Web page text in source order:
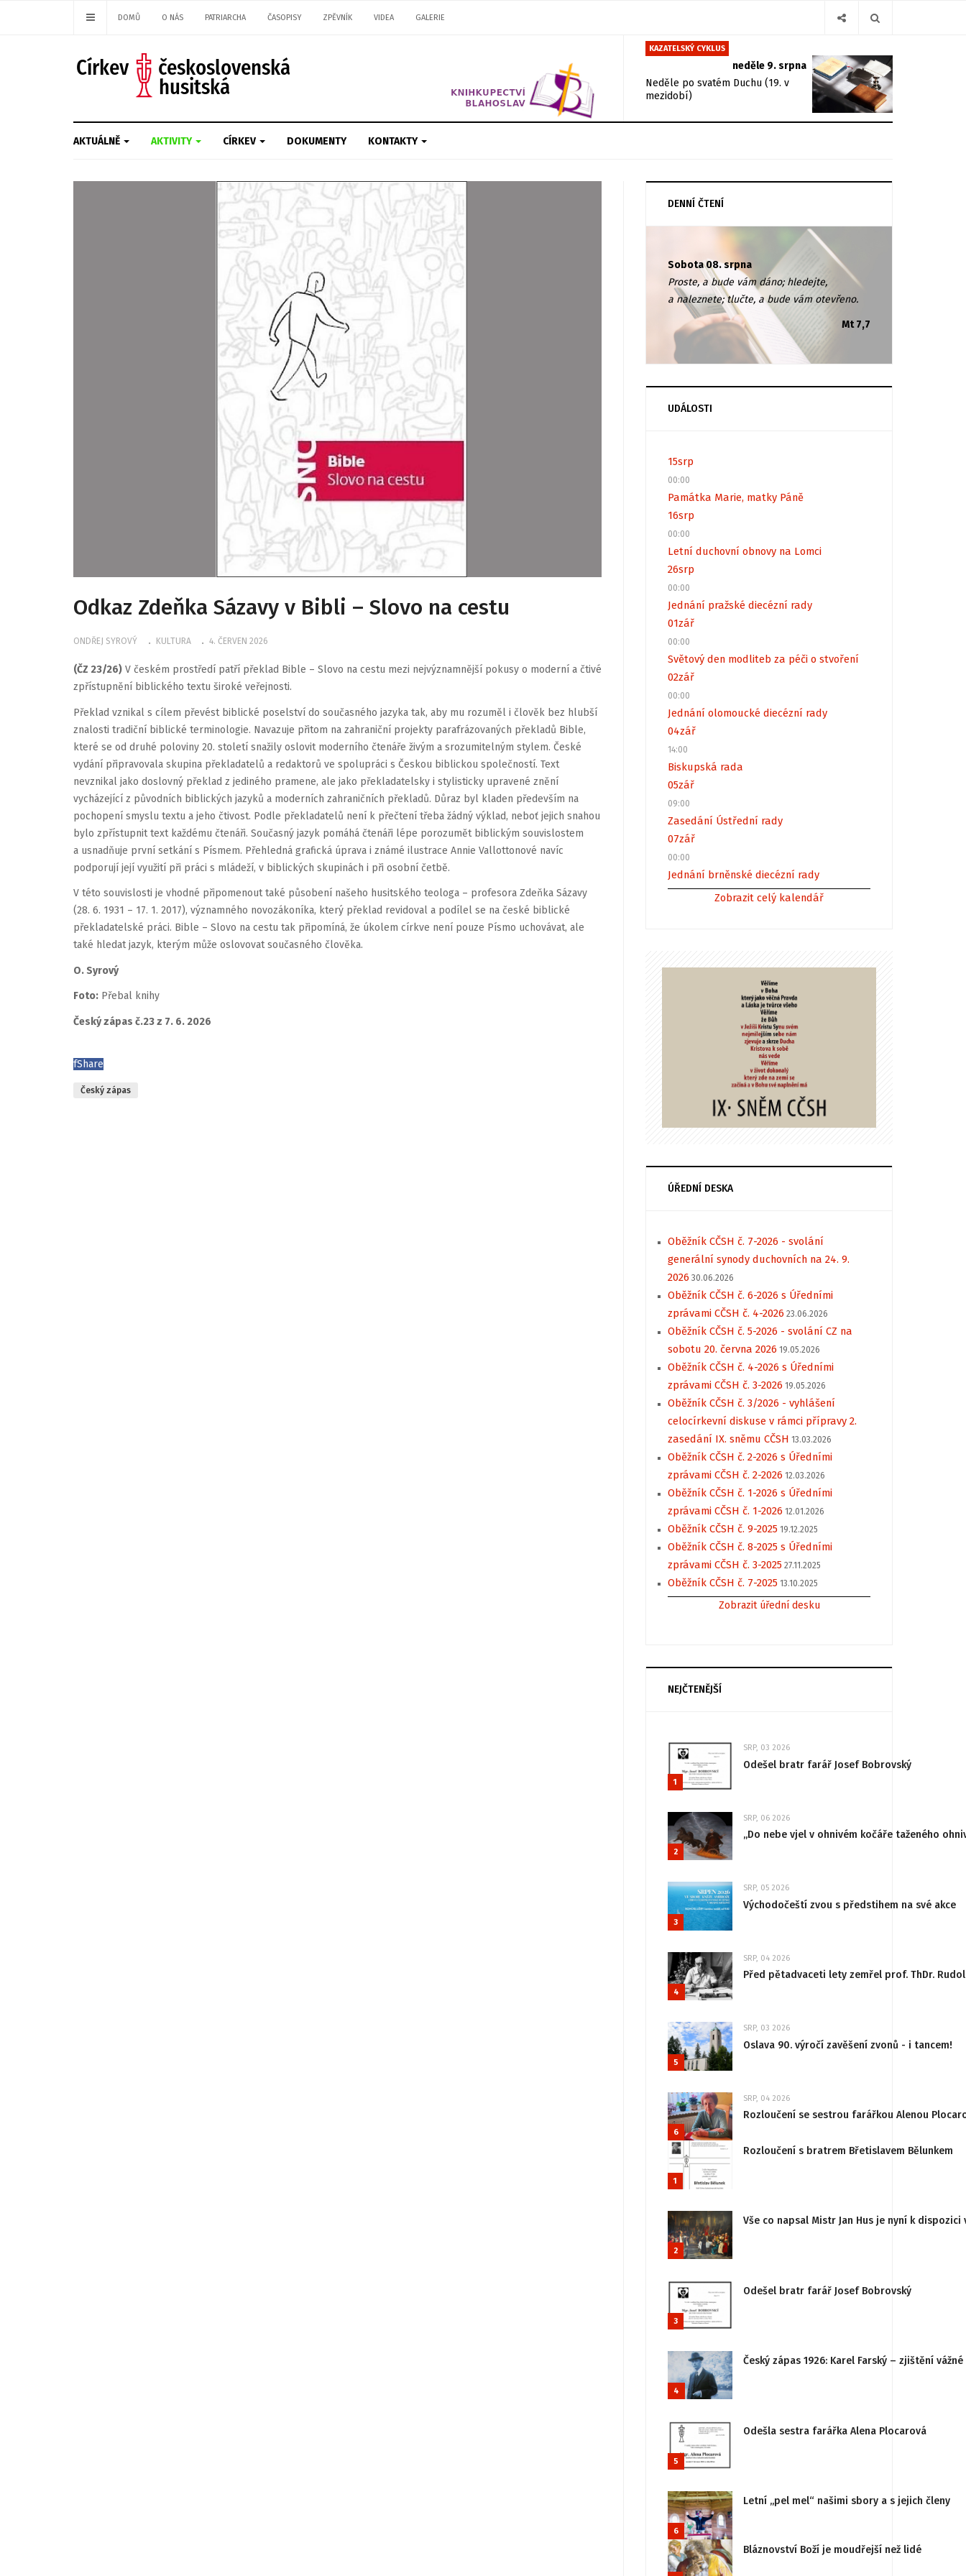
DOMŮ O NÁS PATRIARCHA ČASOPISY ZPĚVNÍK VIDEA GALERIE
KAZATELSKÝ CYKLUS
neděle 9. srpna
Neděle po svatém Duchu (19. v
mezidobí)
AKTUÁLNĚ AKTIVITY CÍRKEV DOKUMENTY KONTAKTY
Odkaz Zdeňka Sázavy v Bibli – Slovo na cestu
ONDŘEJ SYROVÝ KULTURA 4. ČERVEN 2026
(ČZ 23/26) V českém prostředí patří překlad Bible – Slovo na cestu mezi nejvýznamnější pokusy o moderní a čtivé
zpřístupnění biblického textu široké veřejnosti.
Překlad vznikal s cílem převést biblické poselství do současného jazyka tak, aby mu rozuměl i člověk bez hlubší
znalosti tradiční biblické terminologie. Navazuje přitom na zahraniční projekty parafrázovaných překladů Bible,
které se od druhé poloviny 20. století snažily oslovit moderního čtenáře živým a srozumitelným stylem. České
vydání připravovala skupina překladatelů a redaktorů ve spolupráci s Českou biblickou společností. Text
nevznikal jako doslovný překlad z jediného pramene, ale jako překladatelsky i stylisticky upravené znění
vycházející z původních biblických jazyků a moderních zahraničních překladů. Důraz byl kladen především na
pochopení smyslu textu a jeho čtivost. Podle překladatelů není k přečtení třeba žádný výklad, neboť jejich snahou
bylo zpřístupnit text každému čtenáři. Současný jazyk pomáhá čtenáři lépe porozumět biblickým souvislostem
a usnadňuje první setkání s Písmem. Přehledná grafická úprava i známé ilustrace Annie Vallottonové navíc
podporují její využití při práci s mládeží, v biblických skupinách i při osobní četbě.
V této souvislosti je vhodné připomenout také působení našeho husitského teologa – profesora Zdeňka Sázavy
(28. 6. 1931 – 17. 1. 2017), významného novozákoníka, který překlad revidoval a podílel se na české biblické
překladatelské práci. Bible – Slovo na cestu tak připomíná, že úkolem církve není pouze Písmo uchovávat, ale
také hledat jazyk, kterým může oslovovat současného člověka.
O. Syrový
Foto: Přebal knihy
Český zápas č.23 z 7. 6. 2026
fShare
Český zápas
DENNÍ ČTENÍ
Sobota 08. srpna
Proste, a bude vám dáno; hledejte,
a naleznete; tlučte, a bude vám otevřeno.
Mt 7,7
UDÁLOSTI
15srp
00:00
Památka Marie, matky Páně
16srp
00:00
Letní duchovní obnovy na Lomci
26srp
00:00
Jednání pražské diecézní rady
01zář
00:00
Světový den modliteb za péči o stvoření
02zář
00:00
Jednání olomoucké diecézní rady
04zář
14:00
Biskupská rada
05zář
09:00
Zasedání Ústřední rady
07zář
00:00
Jednání brněnské diecézní rady
Zobrazit celý kalendář
ÚŘEDNÍ DESKA
Oběžník CČSH č. 7-2026 - svolání
generální synody duchovních na 24. 9.
2026 30.06.2026
Oběžník CČSH č. 6-2026 s Úředními
zprávami CČSH č. 4-2026 23.06.2026
Oběžník CČSH č. 5-2026 - svolání CZ na
sobotu 20. června 2026 19.05.2026
Oběžník CČSH č. 4-2026 s Úředními
zprávami CČSH č. 3-2026 19.05.2026
Oběžník CČSH č. 3/2026 - vyhlášení
celocírkevní diskuse v rámci přípravy 2.
zasedání IX. sněmu CČSH 13.03.2026
Oběžník CČSH č. 2-2026 s Úředními
zprávami CČSH č. 2-2026 12.03.2026
Oběžník CČSH č. 1-2026 s Úředními
zprávami CČSH č. 1-2026 12.01.2026
Oběžník CČSH č. 9-2025 19.12.2025
Oběžník CČSH č. 8-2025 s Úředními
zprávami CČSH č. 3-2025 27.11.2025
Oběžník CČSH č. 7-2025 13.10.2025
Zobrazit úřední desku
NEJČTENĚJŠÍ
1
SRP, 03 2026
Odešel bratr farář Josef Bobrovský
2
SRP, 06 2026
„Do nebe vjel v ohnivém kočáře taženého
3
SRP, 05 2026
Východočeští zvou s předstihem na své akce
4
SRP, 04 2026
Před pětadvaceti lety zemřel prof. ThDr.
5
SRP, 03 2026
Oslava 90. výročí zavěšení zvonů - i tancem!
6
SRP, 04 2026
Rozloučení se sestrou farářkou Alenou
1
Rozloučení s bratrem Břetislavem Bělunkem
2
Vše co napsal Mistr Jan Hus je nyní k
3
Odešel bratr farář Josef Bobrovský
4
Český zápas 1926: Karel Farský – zjištění
5
Odešla sestra farářka Alena Plocarová
6
Letní „pel mel“ našimi sbory a s jejich členy
Bláznovství Boží je moudřejší než lidé